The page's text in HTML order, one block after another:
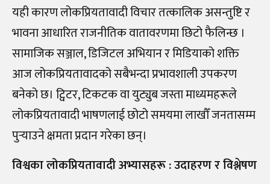
यही कारण लोकप्रियतावादी विचार तत्कालिक असन्तुष्टि र
भावना आधारित राजनीतिक वातावरणमा छिटो फैलिन्छ ।
सामाजिक सञ्जाल, डिजिटल अभियान र मिडियाको शक्ति
आज लोकप्रियतावादको सबैभन्दा प्रभावशाली उपकरण
बनेको छ। ट्विटर, टिकटक वा युट्युब जस्ता माध्यमहरूले
लोकप्रियतावादी भाषणलाई छोटो समयमा लाखौँ जनतासम्म
पुर्‍याउने क्षमता प्रदान गरेका छन्।
विश्वका लोकप्रियतावादी अभ्यासहरू : उदाहरण र विश्लेषण